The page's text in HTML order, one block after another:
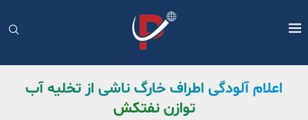
اعلام آلودگی اطراف خارگ ناشی از تخلیه آب
توازن نفتکش